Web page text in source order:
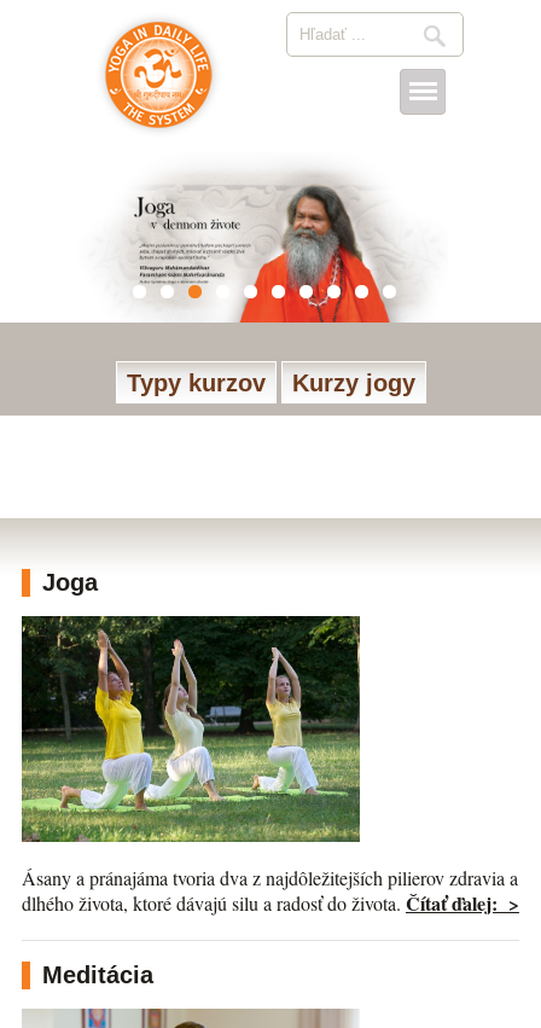
Typy kurzov Kurzy jogy
Joga
Ásany a pránajáma tvoria dva z najdôležitejších pilierov zdravia a
dlhého života, ktoré dávajú silu a radosť do života. Čítať ďalej: >
Meditácia